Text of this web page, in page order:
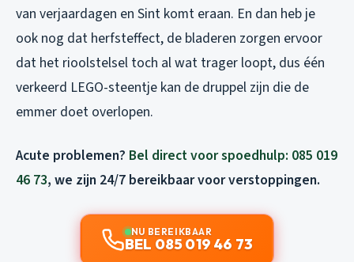
van verjaardagen en Sint komt eraan. En dan heb je
ook nog dat herfsteffect, de bladeren zorgen ervoor
dat het rioolstelsel toch al wat trager loopt, dus één
verkeerd LEGO-steentje kan de druppel zijn die de
emmer doet overlopen.
Acute problemen? Bel direct voor spoedhulp: 085 019
46 73, we zijn 24/7 bereikbaar voor verstoppingen.
NU BEREIKBAAR
BEL 085 019 46 73